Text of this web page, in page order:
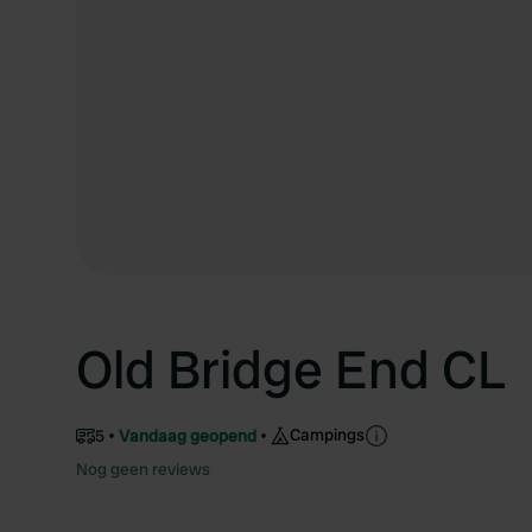
Old Bridge End CL
5 Vandaag geopend
Campings
Nog geen reviews